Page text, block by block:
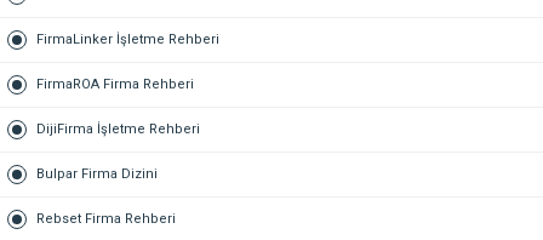
FirmaLinker İşletme Rehberi
FirmaROA Firma Rehberi
DijiFirma İşletme Rehberi
Bulpar Firma Dizini
Rebset Firma Rehberi